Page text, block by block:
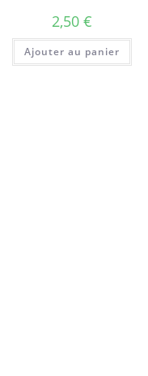
2,50 €
Ajouter au panier